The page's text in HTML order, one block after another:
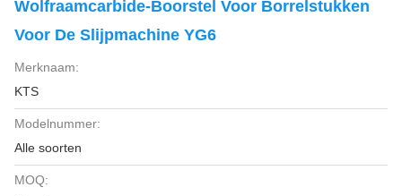
Wolfraamcarbide-Boorstel Voor Borrelstukken
Voor De Slijpmachine YG6
Merknaam:
KTS
Modelnummer:
Alle soorten
MOQ: